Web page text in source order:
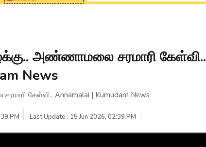
அண்ணாமலை சரமாரி கேள்வி..
News
கேள்வி.. Annamalai | Kumudam News
PM Last Update : 15 Jun 2026, 02:39 PM